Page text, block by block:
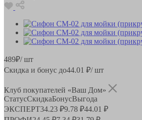
489₽/ шт
Скидка и бонус до44.01 ₽/ шт
Клуб покупателей «Ваш Дом»
СтатусСкидкаБонусВыгода
ЭКСПЕРТ34.23 ₽9.78 ₽44.01 ₽